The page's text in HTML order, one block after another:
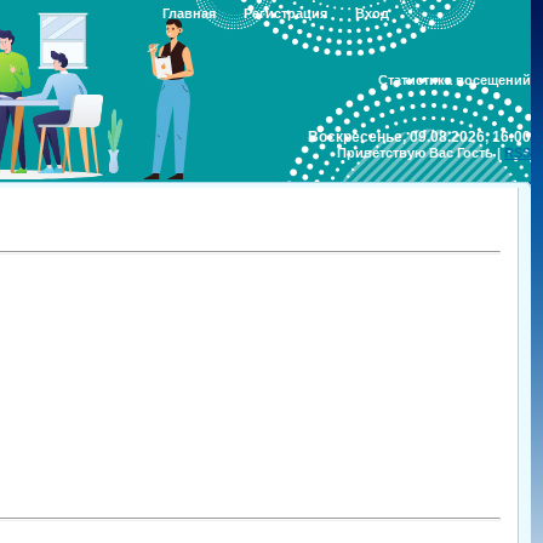
Статистика посещений
Воскресенье, 09.08.2026, 16:00
Приветствую Вас Гость|RSS
Главная Регистрация Вход